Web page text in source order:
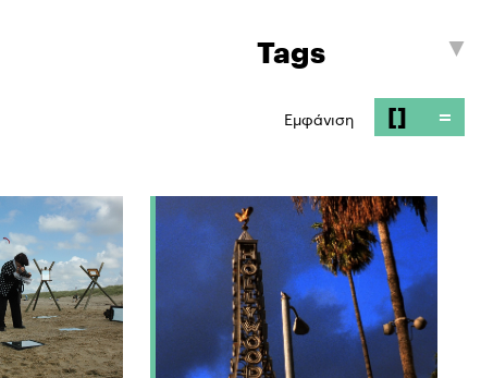
Εμφάνιση [] =